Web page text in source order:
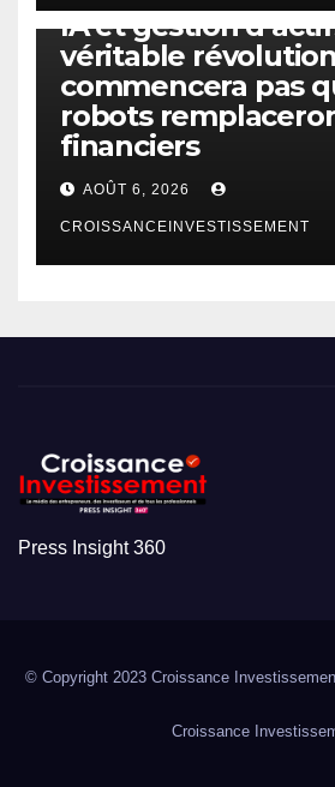
IA et gestion
véritable
commencera pas
robots
financiers
AOÛT 6, 2026
CROISSANCEINVESTISSEMENT
Press Insight 360
© Copyright 2023 Croissance
Croissance